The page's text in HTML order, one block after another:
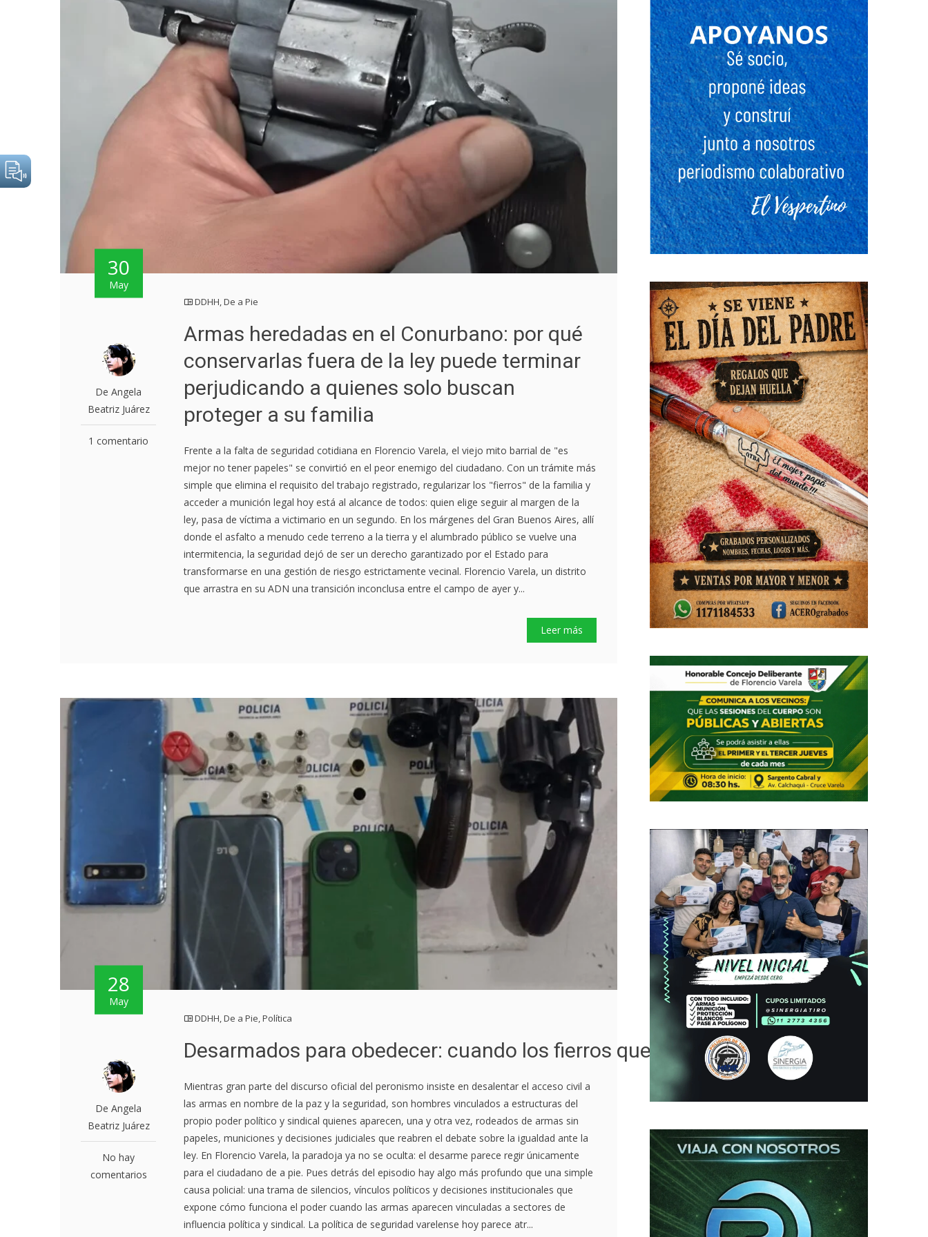
30
May
De Angela
Beatriz Juárez
1 comentario
DDHH,De a Pie
Armas heredadas en el Conurbano: por qué
conservarlas fuera de la ley puede terminar
perjudicando a quienes solo buscan
proteger a su familia
Frente a la falta de seguridad cotidiana en Florencio Varela, el viejo mito barrial de "es
mejor no tener papeles" se convirtió en el peor enemigo del ciudadano. Con un trámite más
simple que elimina el requisito del trabajo registrado, regularizar los "fierros" de la familia y
acceder a munición legal hoy está al alcance de todos: quien elige seguir al margen de la
ley, pasa de víctima a victimario en un segundo. En los márgenes del Gran Buenos Aires, allí
donde el asfalto a menudo cede terreno a la tierra y el alumbrado público se vuelve una
intermitencia, la seguridad dejó de ser un derecho garantizado por el Estado para
transformarse en una gestión de riesgo estrictamente vecinal. Florencio Varela, un distrito
que arrastra en su ADN una transición inconclusa entre el campo de ayer y...
Leer más
28
May
De Angela
Beatriz Juárez
No hay
comentarios
DDHH,De a Pie,Política
Desarmados para obedecer: cuando los fierros quedan del lado del poder
Mientras gran parte del discurso oficial del peronismo insiste en desalentar el acceso civil a
las armas en nombre de la paz y la seguridad, son hombres vinculados a estructuras del
propio poder político y sindical quienes aparecen, una y otra vez, rodeados de armas sin
papeles, municiones y decisiones judiciales que reabren el debate sobre la igualdad ante la
ley. En Florencio Varela, la paradoja ya no se oculta: el desarme parece regir únicamente
para el ciudadano de a pie. Pues detrás del episodio hay algo más profundo que una simple
causa policial: una trama de silencios, vínculos políticos y decisiones institucionales que
expone cómo funciona el poder cuando las armas aparecen vinculadas a sectores de
influencia política y sindical. La política de seguridad varelense hoy parece atr...